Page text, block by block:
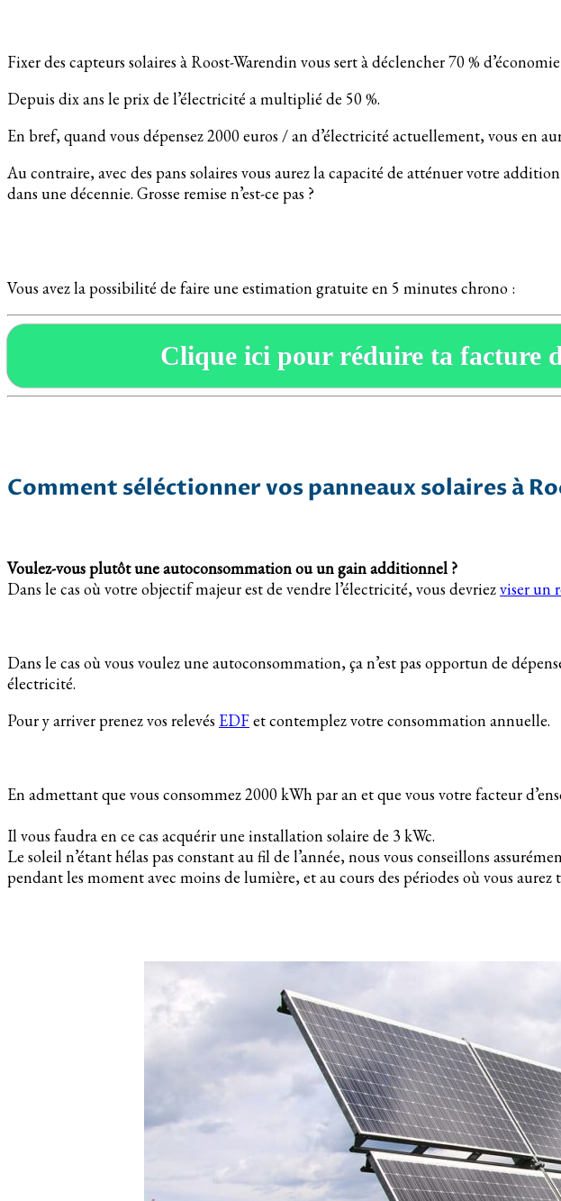
Fixer des capteurs solaires à Roost-Warendin vous sert à déclencher 70 %
Depuis dix ans le prix de l’électricité a multiplié de 50 %.
En bref, quand vous dépensez 2000 euros / an d’électricité actuellement, vous en
Au contraire, avec des pans solaires vous aurez la capacité de atténuer votre
dans une décennie. Grosse remise n’est-ce pas ?
Vous avez la possibilité de faire une estimation gratuite en 5 minutes chrono :
Clique ici pour réduire ta facture
Comment séléctionner vos panneaux solaires à
Voulez-vous plutôt une autoconsommation ou un gain additionnel ?
Dans le cas où votre objectif majeur est de vendre l’électricité, vous devriezviser un
Dans le cas où vous voulez une autoconsommation, ça n’est pas opportun de
électricité.
Pour y arriver prenez vos relevés EDFet contemplez votre consommation annuelle.
En admettant que vous consommez 2000 kWh par an et que vous votre facteur
Il vous faudra en ce cas acquérir une installation solaire de 3 kWc.
Le soleil n’étant hélas pas constant au fil de l’année, nous vous conseillons
pendant les moment avec moins de lumière, et au cours des périodes où vous